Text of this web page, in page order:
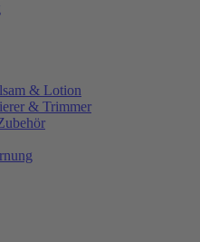
& Lotion
& Trimmer